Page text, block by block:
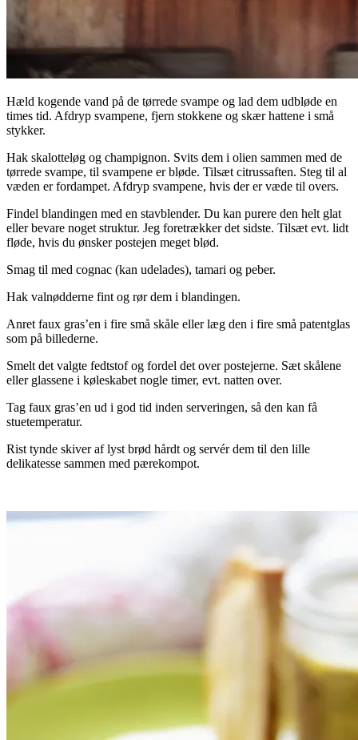
Hæld kogende vand på de tørrede svampe og lad dem udbløde en
times tid. Afdryp svampene, fjern stokkene og skær hattene i små
stykker.
Hak skalotteløg og champignon. Svits dem i olien sammen med de
tørrede svampe, til svampene er bløde. Tilsæt citrussaften. Steg til al
væden er fordampet. Afdryp svampene, hvis der er væde til overs.
Findel blandingen med en stavblender. Du kan purere den helt glat
eller bevare noget struktur. Jeg foretrækker det sidste. Tilsæt evt. lidt
fløde, hvis du ønsker postejen meget blød.
Smag til med cognac (kan udelades), tamari og peber.
Hak valnødderne fint og rør dem i blandingen.
Anret faux gras’en i fire små skåle eller læg den i fire små patentglas
som på billederne.
Smelt det valgte fedtstof og fordel det over postejerne. Sæt skålene
eller glassene i køleskabet nogle timer, evt. natten over.
Tag faux gras’en ud i god tid inden serveringen, så den kan få
stuetemperatur.
Rist tynde skiver af lyst brød hårdt og servér dem til den lille
delikatesse sammen med pærekompot.